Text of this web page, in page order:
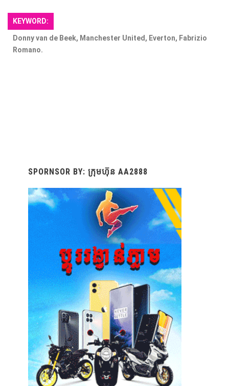
KEYWORD:
Donny van de Beek, Manchester United, Everton, Fabrizio
Romano.
SPORNSOR BY: ក្រុមហ៊ុន AA2888